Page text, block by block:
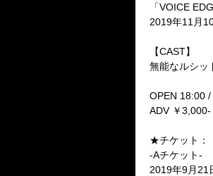
「VOICE
2019年11月
【CAST】
無能なルシッ
OPEN 18:00
ADV ￥
★チケット：
-Aチケット-
2019年9月21